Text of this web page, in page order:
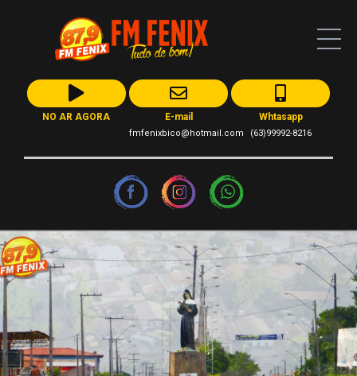
NO AR AGORA E-mail
fmfenixbico@hotmail.com
Whtasapp
(63)99992-8216